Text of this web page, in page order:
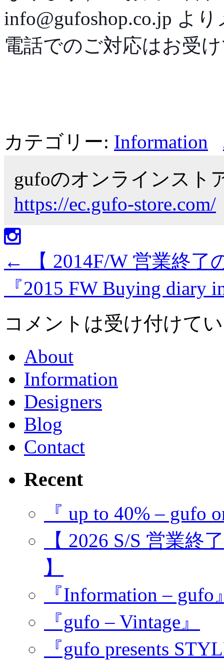
info@gufoshop.co.jp よ
電話でのご対応はお受
カテゴリー: Information
gufoのオンラインスト
https://ec.gufo-store.com/
←
【 2014F/W 営業終了
『2015 FW Buying
コメントは受け付けて
About
Information
Designers
Blog
Contact
Recent
『 up to 40% – gufo
【 2026 S/S 営業終
】
『Information – gufo
『gufo – Vintage』
『gufo presents